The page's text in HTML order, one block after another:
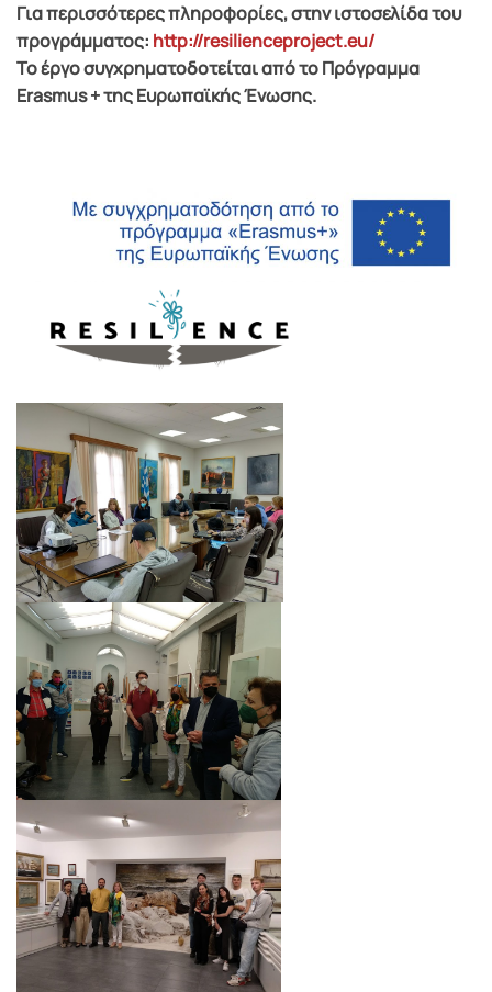
Για περισσότερες πληροφορίες, στην ιστοσελίδα του
προγράμματος: http://resilienceproject.eu/
Το έργο συγχρηματοδοτείται από το Πρόγραμμα
Erasmus + της Ευρωπαϊκής Ένωσης.